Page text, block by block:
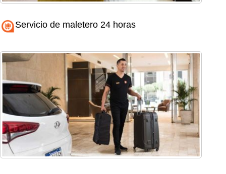
Servicio de maletero 24 horas